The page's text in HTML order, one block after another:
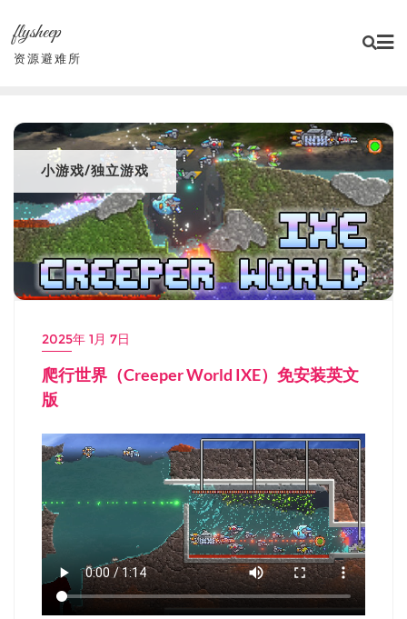
content
flysheep
资源避难所
小游戏/独立游戏
2025年 1月 7日
爬行世界（Creeper World IXE）免安装英文
版